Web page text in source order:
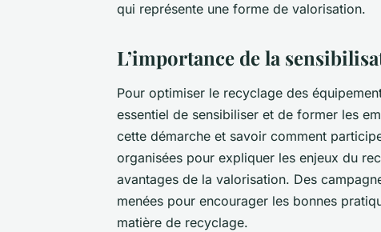
qui représente une forme de valorisation.
L’importance de la
Pour optimiser le recyclage des
essentiel de sensibiliser et de former les
cette démarche et savoir comment
organisées pour expliquer les enjeux du
avantages de la valorisation. Des
menées pour encourager les bonnes
matière de recyclage.